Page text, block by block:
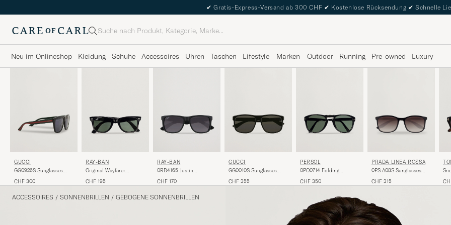
✔ Gratis-Express-Versand ab 300 CHF ✔ Kostenlose Rücksendung ✔ Schnelle
Suche
Neu im Onlineshop Kleidung Schuhe Accessoires Uhren Taschen Lifestyle Marken Outdoor Running Pre-owned Luxury
GUCCI
GG0926S Sunglasses
CHF 300
RAY-BAN
Original Wayfarer
Green
CHF 195
RAY-BAN
0RB4165 Justin
CHF 170
GUCCI
GG0010S Sunglasses
CHF 355
PERSOL
0PO0714 Folding
Green
CHF 350
PRADA LINEA ROSSA
0PS A08S Sunglasses
CHF 315
ACCESSOIRES / SONNENBRILLEN / GEBOGENE SONNENBRILLEN